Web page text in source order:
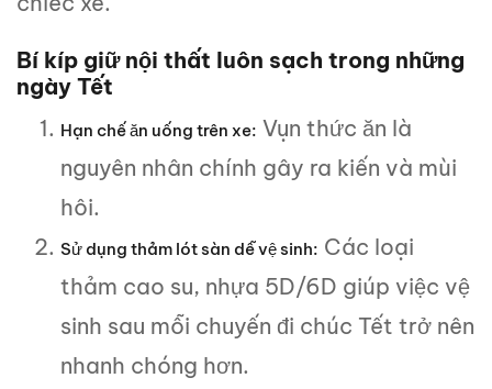
Bí kíp giữ nội thất luôn sạch trong những
ngày Tết
Hạn chế ăn uống trên xe: Vụn thức ăn là
nguyên nhân chính gây ra kiến và mùi
hôi.
Sử dụng thảm lót sàn dễ vệ sinh: Các loại
thảm cao su, nhựa 5D/6D giúp việc vệ
sinh sau mỗi chuyến đi chúc Tết trở nên
nhanh chóng hơn.